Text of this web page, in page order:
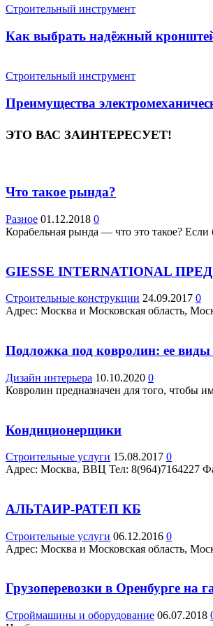
Строительный инструмент
Как выбрать надёжный
Строительный инструмент
Преимущества
ЭТО ВАС ЗАИНТЕРЕСУЕТ!
Что такое рында?
Разное 01.12.2018 0
Корабельная рында — что это такое?
GIESSE INTERNATIONAL
Строительные конструкции 24.09.2017 0
Адрес: Москва и Московская область,
Подложка под ковролин: ее виды
Дизайн интерьера 10.10.2020 0
Ковролин предназначен для того, чтобы
Кондиционерщики
Строительные услуги 15.08.2017 0
Адрес: Москва, ВВЦ Teл: 8(964)7164227
АЛЬТАИР-РАТЕП КБ
Строительные услуги 06.12.2016 0
Адрес: Москва и Московская область,
Грузоперевозки в Оренбурге на
Строймашины и оборудование 06.07.2018